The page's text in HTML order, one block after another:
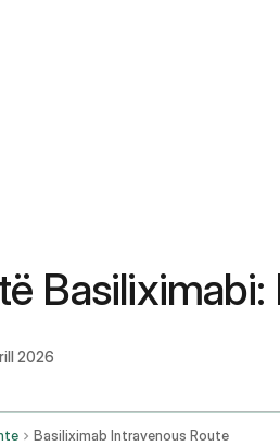
2026
Basiliximab Intravenous Route